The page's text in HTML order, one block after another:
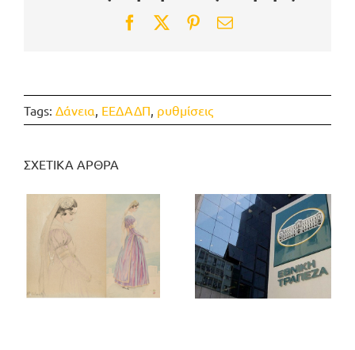
Facebook
TwitterPinterest
Email
Tags: Δάνεια ΕΕΔΑΔΠ ρυθμίσεις
ΣΧΕΤΙΚΑ ΑΡΘΡΑ